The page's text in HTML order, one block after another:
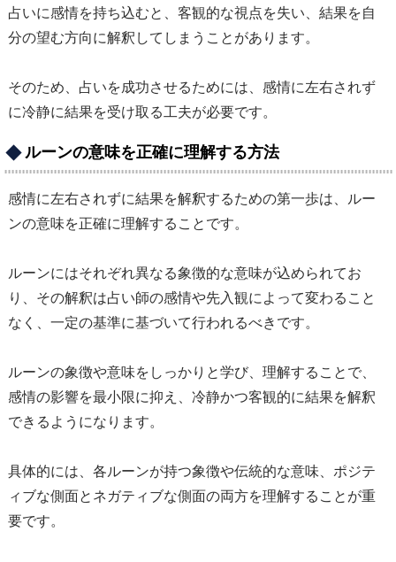
占いに感情を持ち込むと、客観的な視点を失い、結果を自
分の望む方向に解釈してしまうことがあります。
そのため、占いを成功させるためには、感情に左右されず
に冷静に結果を受け取る工夫が必要です。
ルーンの意味を正確に理解する方法
感情に左右されずに結果を解釈するための第一歩は、ルー
ンの意味を正確に理解することです。
ルーンにはそれぞれ異なる象徴的な意味が込められてお
り、その解釈は占い師の感情や先入観によって変わること
なく、一定の基準に基づいて行われるべきです。
ルーンの象徴や意味をしっかりと学び、理解することで、
感情の影響を最小限に抑え、冷静かつ客観的に結果を解釈
できるようになります。
具体的には、各ルーンが持つ象徴や伝統的な意味、ポジテ
ィブな側面とネガティブな側面の両方を理解することが重
要です。